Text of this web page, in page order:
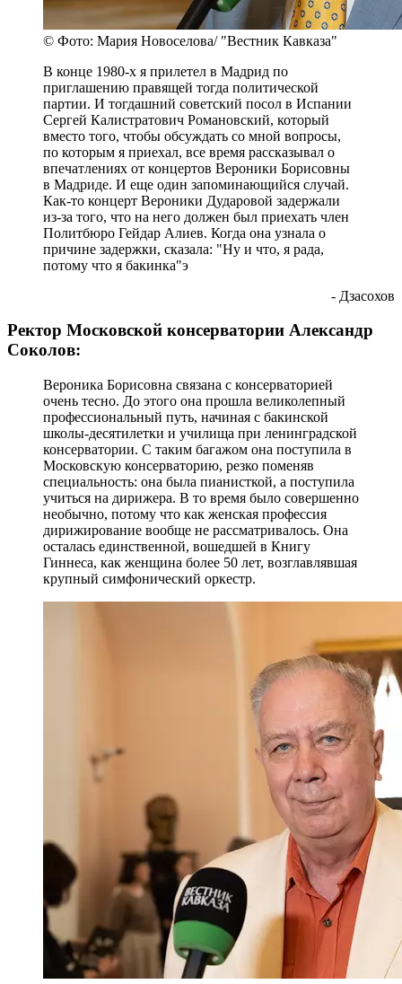
© Фото: Мария Новоселова/ "Вестник Кавказа"
В конце 1980-х я прилетел в Мадрид по
приглашению правящей тогда политической
партии. И тогдашний советский посол в Испании
Сергей Калистратович Романовский, который
вместо того, чтобы обсуждать со мной вопросы,
по которым я приехал, все время рассказывал о
впечатлениях от концертов Вероники Борисовны
в Мадриде. И еще один запоминающийся случай.
Как-то концерт Вероники Дударовой задержали
из-за того, что на него должен был приехать член
Политбюро Гейдар Алиев. Когда она узнала о
причине задержки, сказала: "Ну и что, я рада,
потому что я бакинка"э
- Дзасохов
Ректор Московской консерватории Александр
Соколов:
Вероника Борисовна связана с консерваторией
очень тесно. До этого она прошла великолепный
профессиональный путь, начиная с бакинской
школы-десятилетки и училища при ленинградской
консерватории. С таким багажом она поступила в
Московскую консерваторию, резко поменяв
специальность: она была пианисткой, а поступила
учиться на дирижера. В то время было совершенно
необычно, потому что как женская профессия
дирижирование вообще не рассматривалось. Она
осталась единственной, вошедшей в Книгу
Гиннеса, как женщина более 50 лет, возглавлявшая
крупный симфонический оркестр.